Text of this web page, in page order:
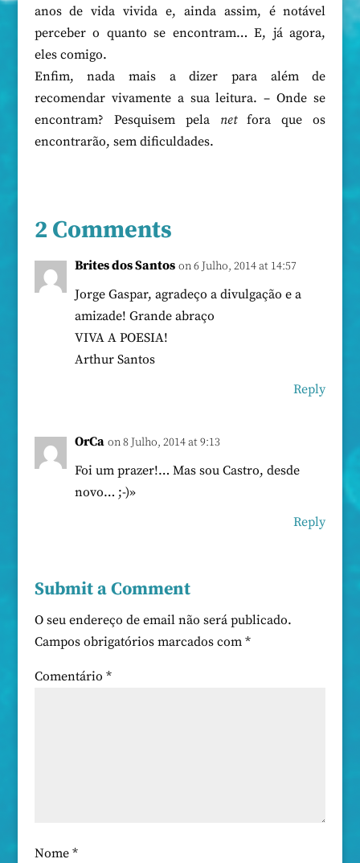
anos de vida vivida e, ainda assim, é notável
perceber o quanto se encontram… E, já agora,
eles comigo.
Enfim, nada mais a dizer para além de
recomendar vivamente a sua leitura. – Onde se
encontram? Pesquisem pela netfora que os
encontrarão, sem dificuldades.
2 Comments
Brites dos Santos on 6 Julho, 2014 at 14:57
Jorge Gaspar, agradeço a divulgação e a
amizade! Grande abraço
VIVA A POESIA!
Arthur Santos
Reply
OrCa on 8 Julho, 2014 at 9:13
Foi um prazer!… Mas sou Castro, desde
novo… ;-)»
Reply
Submit a Comment
O seu endereço de email não será publicado.
Campos obrigatórios marcados com *
Comentário *
Nome *